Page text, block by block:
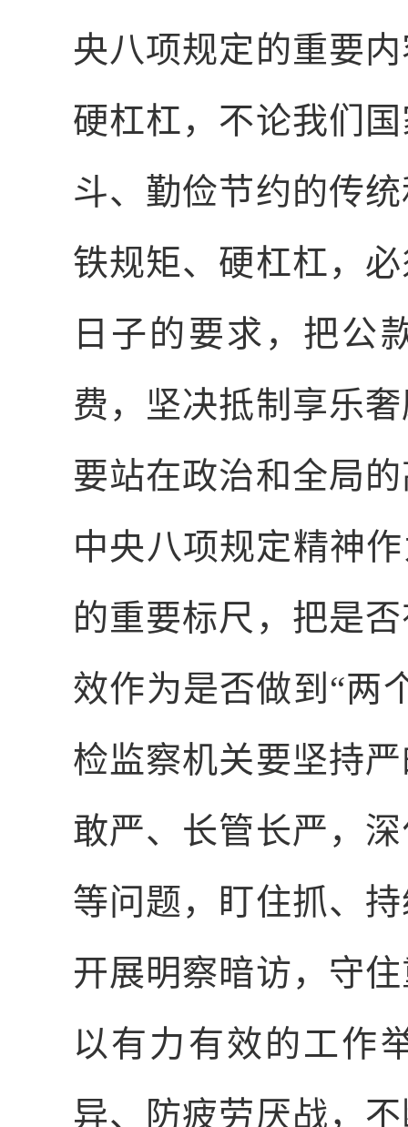
央八项规定的重要
硬杠杠，不论我们
斗、勤俭节约的传
铁规矩、硬杠杠，
日子的要求，把公
费，坚决抵制享乐
要站在政治和全局
中央八项规定精神
的重要标尺，把是
效作为是否做到“两
检监察机关要坚持
敢严、长管长严，
等问题，盯住抓、
开展明察暗访，守
以有力有效的工作
异、防疲劳厌战，